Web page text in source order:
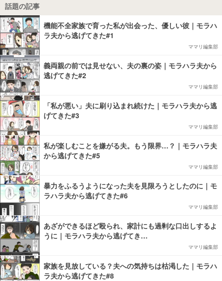
話題の記事
機能不全家族で育った私が出会った、優しい彼｜モラハ
ラ夫から逃げてきた#1
ママリ編集部
義両親の前では見せない、夫の裏の姿｜モラハラ夫から
逃げてきた#2
ママリ編集部
「私が悪い」夫に刷り込まれ続けた｜モラハラ夫から逃
げてきた#3
ママリ編集部
私が楽しむことを嫌がる夫。もう限界…？｜モラハラ夫
から逃げてきた#5
ママリ編集部
暴力をふるうようになった夫を見限ろうとしたのに｜モ
ラハラ夫から逃げてきた#6
ママリ編集部
あざができるほど殴られ、家計にも過剰な口出しするよ
うに｜モラハラ夫から逃げてき…
ママリ編集部
家族を見放している？夫への気持ちは枯渇した｜モラハ
ラ夫から逃げてきた#8